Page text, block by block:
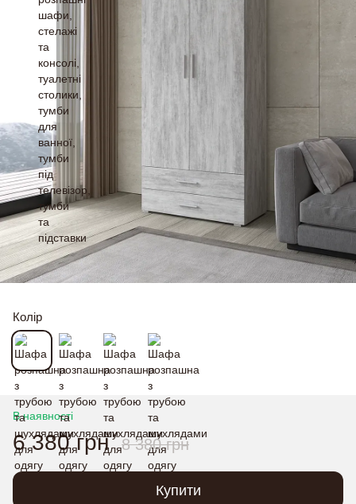
Колір
В наявності
6 380 грн 8 380 грн
Купити